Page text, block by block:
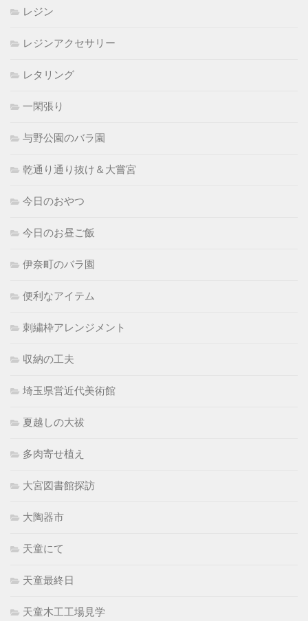
レジン
レジンアクセサリー
レタリング
一閑張り
与野公園のバラ園
乾通り通り抜け＆大嘗宮
今日のおやつ
今日のお昼ご飯
伊奈町のバラ園
便利なアイテム
刺繍枠アレンジメント
収納の工夫
埼玉県営近代美術館
夏越しの大祓
多肉寄せ植え
大宮図書館探訪
大陶器市
天童にて
天童最終日
天童木工工場見学